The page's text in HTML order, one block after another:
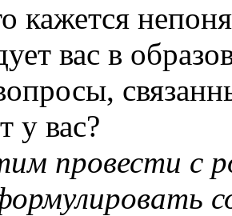
кажется
вас в
у вас?
провести с